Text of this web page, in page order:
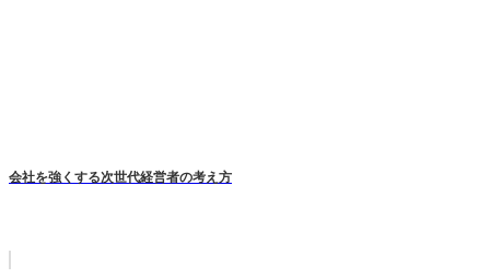
会社を強くする次世代経営者の考え方